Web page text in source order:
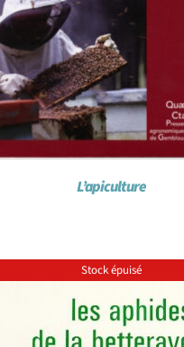
L’apiculture
Stock épuisé